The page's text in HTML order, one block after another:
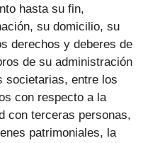
hasta su fin,
su domicilio, su
derechos y deberes de
de su administración
societarias, entre los
con respecto a la
con terceras personas,
patrimoniales, la